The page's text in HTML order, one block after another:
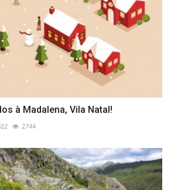
à Madalena, Vila Natal!
2744